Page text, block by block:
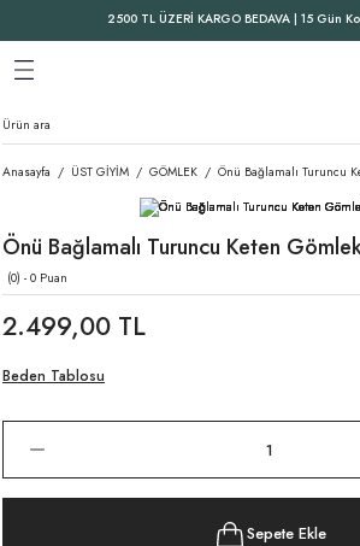
2500 TL ÜZERİ KARGO BEDAVA | 15 Gün
Geri Dön
Geri Dön
Geri Dön
Anasayfa ÜST GİYİM GÖMLEK Önü Bağlamalı Turuncu
Önü Bağlamalı Turuncu Keten
(0) - 0 Puan
2.499,00 TL
Beden Tablosu
Sepete Ekle